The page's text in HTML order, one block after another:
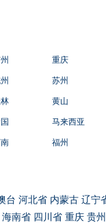
重庆
苏州
黄山
马来西亚
福州
台 河北省 内蒙古 辽宁
海南省 四川省 重庆 贵